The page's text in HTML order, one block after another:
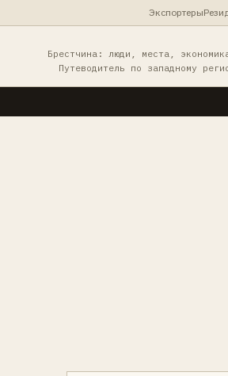
Экспортеры
Брестчина: люди, места,
Путеводитель по западному